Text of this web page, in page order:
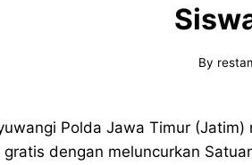
By
Polda Jawa Timur
dengan meluncurkan